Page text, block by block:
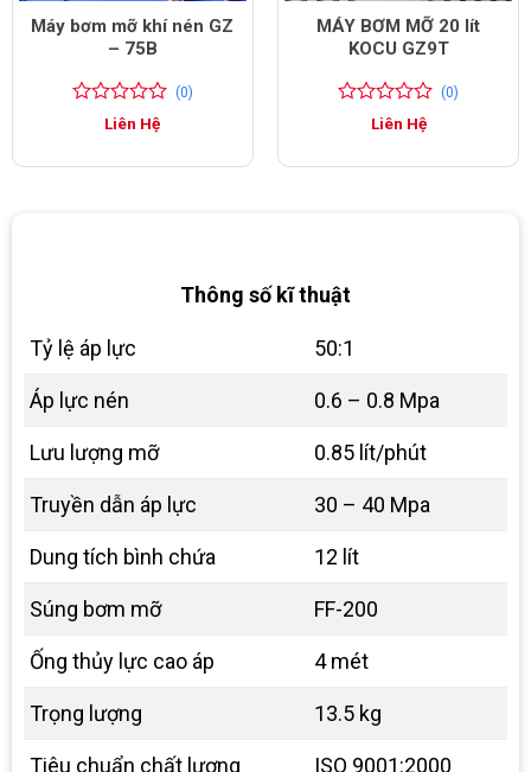
Máy bơm mỡ khí nén GZ
– 75B
(0)
Liên Hệ
MÁY BƠM MỠ 20 lít
KOCU GZ9T
(0)
Liên Hệ
Thông số kĩ thuật
Tỷ lệ áp lực 50:1
Áp lực nén 0.6 – 0.8 Mpa
Lưu lượng mỡ 0.85 lít/phút
Truyền dẫn áp lực 30 – 40 Mpa
Dung tích bình chứa 12 lít
Súng bơm mỡ FF-200
Ống thủy lực cao áp 4 mét
Trọng lượng 13.5 kg
Tiêu chuẩn chất lượng ISO 9001:2000